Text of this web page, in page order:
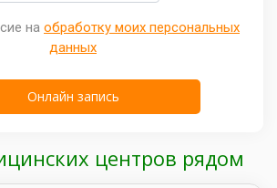
на обработку моих персональных
данных
центров рядом